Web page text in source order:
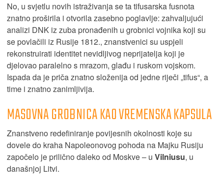
No, u svjetlu novih istraživanja se ta tifusarska fusnota
znatno proširila i otvorila zasebno poglavlje: zahvaljujući
analizi DNK iz zuba pronađenih u grobnici vojnika koji su
se povlačili iz Rusije 1812., znanstvenici su uspjeli
rekonstruirati identitet nevidljivog neprijatelja koji je
djelovao paralelno s mrazom, glađu i ruskom vojskom.
Ispada da je priča znatno složenija od jedne riječi „tifus“, a
time i znatno zanimljivija.
MASOVNA GROBNICA KAO VREMENSKA KAPSULA
Znanstveno redefiniranje povijesnih okolnosti koje su
dovele do kraha Napoleonovog pohoda na Majku Rusiju
započelo je prilično daleko od Moskve – u Vilniusu, u
današnjoj Litvi.